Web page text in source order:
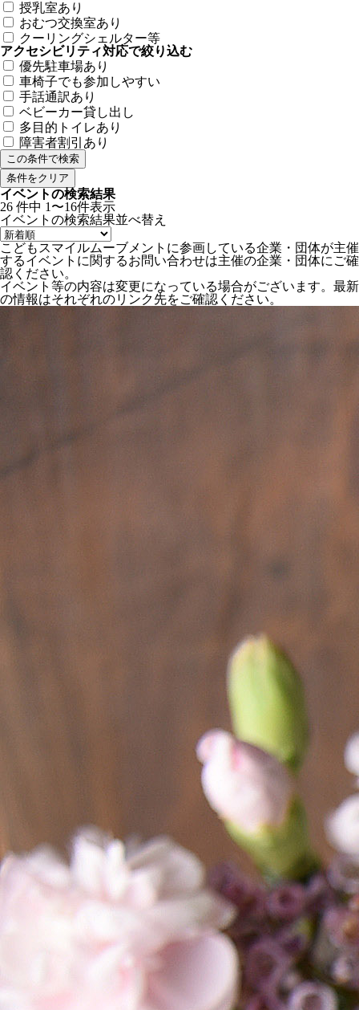
授乳室あり
おむつ交換室あり
クーリングシェルター等
アクセシビリティ対応で絞り込む
優先駐車場あり
車椅子でも参加しやすい
手話通訳あり
ベビーカー貸し出し
多目的トイレあり
障害者割引あり
条件をクリア
イベントの検索結果
26 件中 1〜16件表示
イベントの検索結果並べ替え
こどもスマイルムーブメントに参画している企業・団体が主催
するイベントに関するお問い合わせは主催の企業・団体にご確
認ください。
イベント等の内容は変更になっている場合がございます。最新
の情報はそれぞれのリンク先をご確認ください。